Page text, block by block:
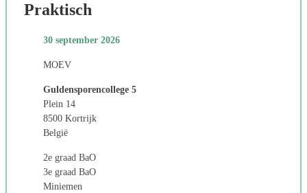
Praktisch
30 september 2026
MOEV
Guldensporencollege 5
Plein 14
8500 Kortrijk
België
2e graad BaO
3e graad BaO
Miniemen